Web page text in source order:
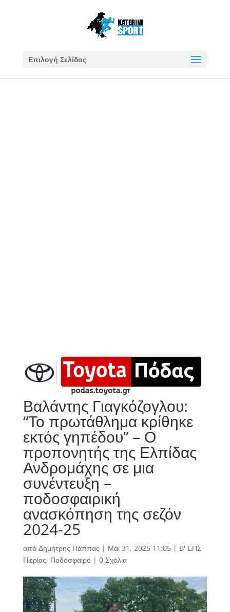
Επιλογή Σελίδας
Βαλάντης Γιαγκόζογλου:
“Το πρωτάθλημα κρίθηκε
εκτός γηπέδου” – Ο
προπονητής της Ελπίδας
Ανδρομάχης σε μια
συνέντευξη –
ποδοσφαιρική
ανασκόπηση της σεζόν
2024-25
από Δημήτρης Πάππας | Μάι 31, 2025 11:05| Β' ΕΠΣ
Πιερίας, Ποδόσφαιρο| 0 Σχόλια